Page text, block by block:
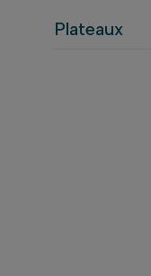
Plateaux